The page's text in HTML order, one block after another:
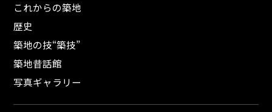
これからの築地
歴史
築地の技“築技”
築地昔話館
写真ギャラリー